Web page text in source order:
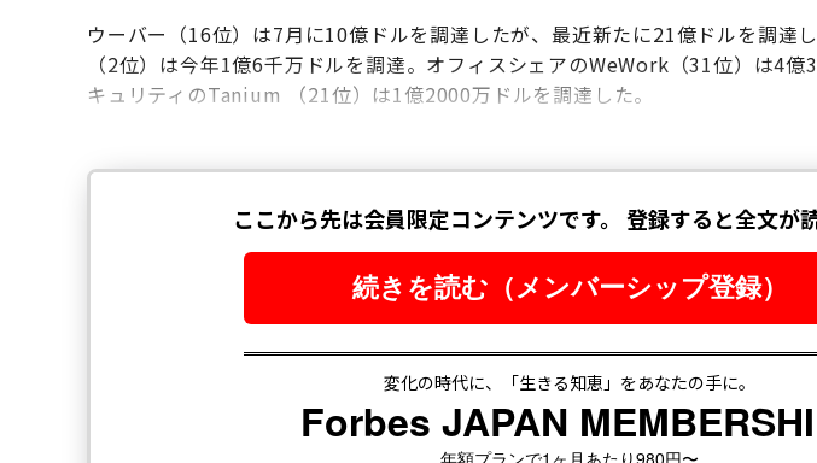
ウーバー（16位）は7月に10億ドルを調達したが、最近新たに21億ドルを調達
（2位）は今年1億6千万ドルを調達。オフィスシェアのWeWork（31位）は4
キュリティのTanium （21位）は1億2000万ドルを調達した。